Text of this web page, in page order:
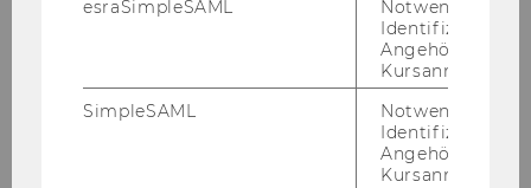
esraSimpleSAML
Notwendig zur
Identifizierung
Angehörige/r für
Kursanmeldung.
SimpleSAML
Notwendig zur
Identifizierung
Angehörige/r für
Kursanmeldung.